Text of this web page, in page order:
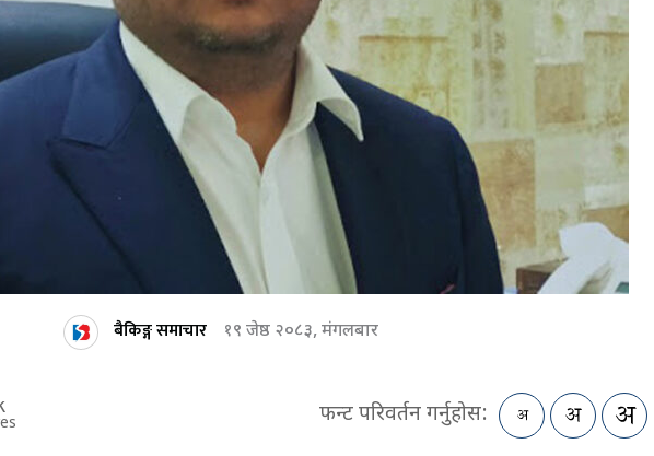
बैकिङ्ग समाचार १९ जेष्ठ २०८३, मंगलबार
फन्ट परिवर्तन गर्नुहोस: